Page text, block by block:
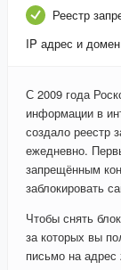
Реестр
IP адрес и
С 2009 года
информации в
создало реестр
ежедневно.
запрещённым
заблокировать
Чтобы снять
за которых вы
письмо на